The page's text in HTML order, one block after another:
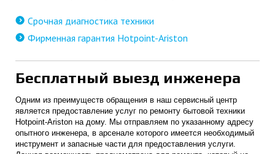
Срочная диагностика техники
Фирменная гарантия Hotpoint-Ariston
Бесплатный выезд инженера
Одним из преимуществ обращения в наш сервисный центр
является предоставление услуг по ремонту бытовой техники
Hotpoint-Ariston на дому. Мы отправляем по указанному адресу
опытного инженера, в арсенале которого имеется необходимый
инструмент и запасные части для предоставления услуги.